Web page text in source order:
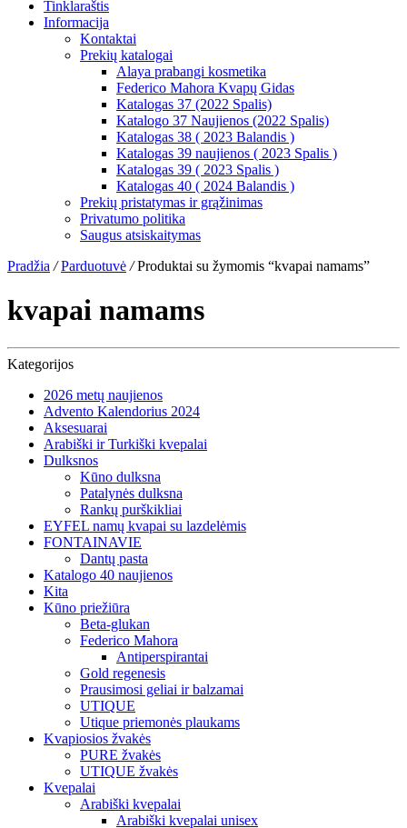
Tinklaraštis
Informacija
Kontaktai
Prekių katalogai
Alaya prabangi kosmetika
Federico Mahora Kvapų Gidas
Katalogas 37 (2022 Spalis)
Katalogo 37 Naujienos (2022 Spalis)
Katalogas 38 ( 2023 Balandis )
Katalogas 39 naujienos ( 2023 Spalis )
Katalogas 39 ( 2023 Spalis )
Katalogas 40 ( 2024 Balandis )
Prekių pristatymas ir grąžinimas
Privatumo politika
Saugus atsiskaitymas
Pradžia / Parduotuvė /Produktai su žymomis “kvapai namams”
kvapai namams
Kategorijos
2026 metų naujienos
Advento Kalendorius 2024
Aksesuarai
Arabiški ir Turkiški kvepalai
Dulksnos
Kūno dulksna
Patalynės dulksna
Rankų purškikliai
EYFEL namų kvapai su lazdelėmis
FONTAINAVIE
Dantų pasta
Katalogo 40 naujienos
Kita
Kūno priežiūra
Beta-glukan
Federico Mahora
Antiperspirantai
Gold regenesis
Prausimosi geliai ir balzamai
UTIQUE
Utique priemonės plaukams
Kvapiosios žvakės
PURE žvakės
UTIQUE žvakės
Kvepalai
Arabiški kvepalai
Arabiški kvepalai unisex